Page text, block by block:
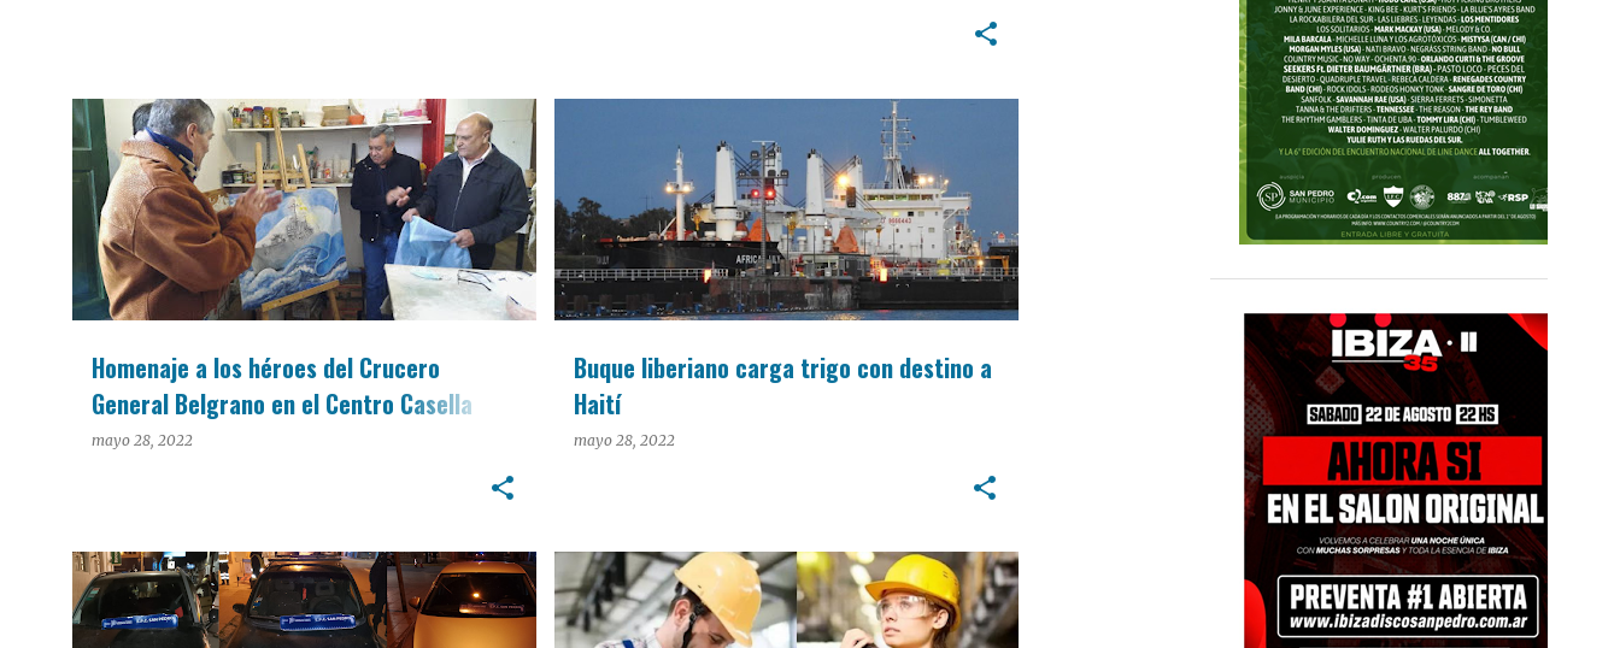
Homenaje a los héroes del Crucero
General Belgrano en el Centro Casella
(Video)
mayo 28, 2022
CULTURA VIDEO
Buque liberiano carga trigo con destino a
Haití
mayo 28, 2022
POLICIALES GRUPO LA PROVINCIA